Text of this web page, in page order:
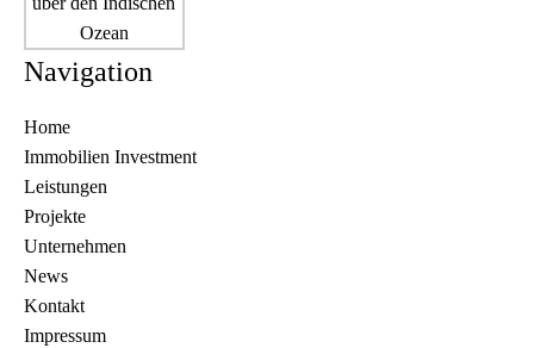
Navigation
Home
Immobilien Investment
Leistungen
Projekte
Unternehmen
News
Kontakt
Impressum